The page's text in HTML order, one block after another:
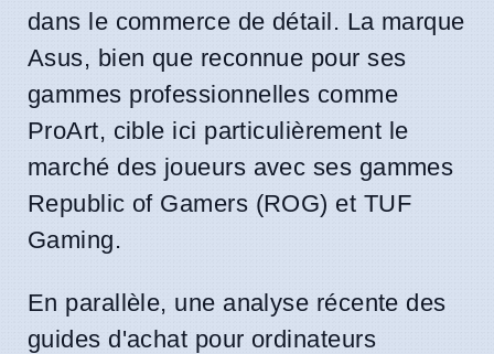
dans le commerce de détail. La marque
Asus, bien que reconnue pour ses
gammes professionnelles comme
ProArt, cible ici particulièrement le
marché des joueurs avec ses gammes
Republic of Gamers (ROG) et TUF
Gaming.
En parallèle, une analyse récente des
guides d'achat pour ordinateurs